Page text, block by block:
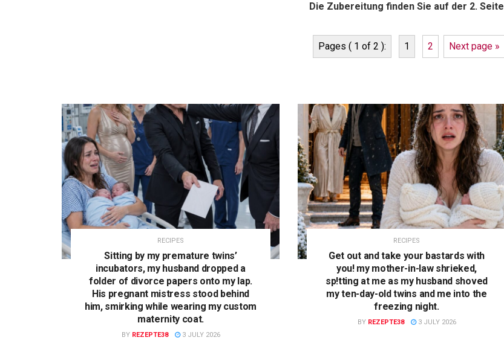
Die Zubereitung finden Sie auf der 2. Seite
Pages ( 1 of 2 ): 1 2 Next page »
RECIPES
Sitting by my premature twins’
incubators, my husband dropped a
folder of divorce papers onto my lap.
His pregnant mistress stood behind
him, smirking while wearing my custom
maternity coat.
BY REZEPTE38 3 JULY 2026
RECIPES
Get out and take your bastards with
you! my mother-in-law shrieked,
sp!tting at me as my husband shoved
my ten-day-old twins and me into the
freezing night.
BY REZEPTE38 3 JULY 2026